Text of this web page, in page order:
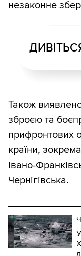
незаконне
Також
зброєю та
прифронтових
країни,
Івано-
Чернігівська.